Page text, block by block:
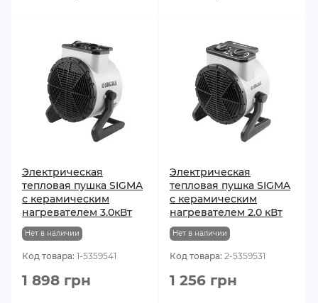
Электрическая
тепловая пушка SIGMA
с керамическим
нагревателем 3.0кВт
Нет в наличии
Код товара: 1-5359541
1 898 грн
Электрическая
тепловая пушка SIGMA
с керамическим
нагревателем 2.0 кВт
Нет в наличии
Код товара: 2-5359531
1 256 грн